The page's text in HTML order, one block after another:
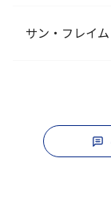
サン・フレイ